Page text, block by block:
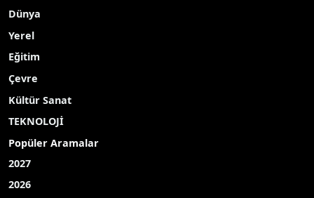
Dünya
Yerel
Eğitim
Çevre
Kültür Sanat
TEKNOLOJİ
Popüler Aramalar
2027
2026